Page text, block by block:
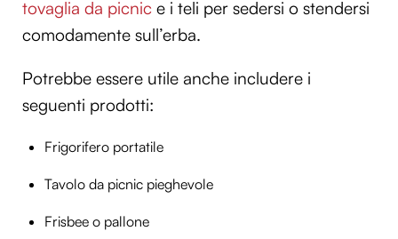
tovaglia da picnic e i teli per sedersi o stendersi
comodamente sull’erba.
Potrebbe essere utile anche includere i
seguenti prodotti:
Frigorifero portatile
Tavolo da picnic pieghevole
Frisbee o pallone